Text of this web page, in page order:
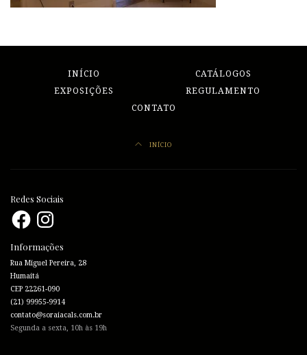
INÍCIO
CATÁLOGOS
EXPOSIÇÕES
REGULAMENTO
CONTATO
INÍCIO
Redes Sociais
FacebookInstagram
Informações
Rua Miguel Pereira, 28
Humaitá
CEP 22261-090
(21) 99955-9914
contato@soraiacals.com.br
Segunda a sexta, 10h às 19h